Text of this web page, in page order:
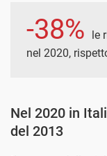
-38%
le
nel 2020,
Nel 2020 in
del 2013